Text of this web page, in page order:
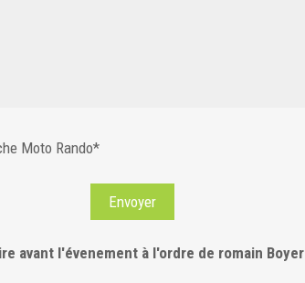
Moto Rando*
avant l'évenement à l'ordre de romain Boyer